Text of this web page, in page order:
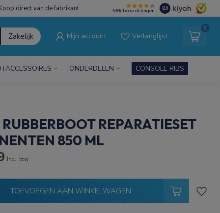
direct van de fabrikant 596 beoordelingen 8.9
Zakelijk Mijn account Verlanglijst
0
ONDERDELEN CONSOLE RIBS
REPARATIESET
850 ML
Incl. btw
TOEVOEGEN AAN WINKELWAGEN